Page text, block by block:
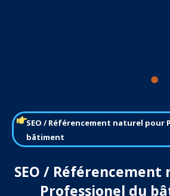
SEO / Référencement naturel pour
bâtiment
SEO /
Professionel du